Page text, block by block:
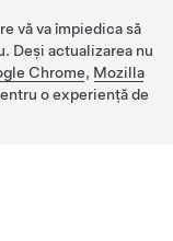
vă va împiedica să
Deși actualizarea nu
Chrome, Mozilla
o experiență de